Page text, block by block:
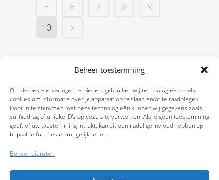
Beheer toestemming
Om de beste ervaringen te bieden, gebruiken wij technologieën zoals
cookies om informatie over je apparaat op te slaan en/of te raadplegen.
Door in te stemmen met deze technologieën kunnen wij gegevens zoals
surfgedrag of unieke ID's op deze site verwerken. Als je geen toestemming
geeft of uw toestemming intrekt, kan dit een nadelige invloed hebben op
bepaalde functies en mogelijkheden.
Beheer diensten
5
6 7 8
9
10